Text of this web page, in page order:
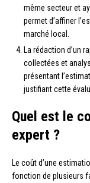
même secteur et
permet d’affiner
marché local.
La rédaction d’un
collectées et
présentant
justifiant cette
Quel est le
expert ?
Le coût d’une
fonction de plusieurs